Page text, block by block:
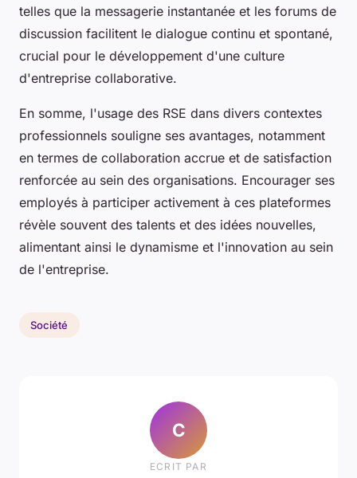
telles que la messagerie instantanée et les forums de
discussion facilitent le dialogue continu et spontané,
crucial pour le développement d'une culture
d'entreprise collaborative.
En somme, l'usage des RSE dans divers contextes
professionnels souligne ses avantages, notamment
en termes de collaboration accrue et de satisfaction
renforcée au sein des organisations. Encourager ses
employés à participer activement à ces plateformes
révèle souvent des talents et des idées nouvelles,
alimentant ainsi le dynamisme et l'innovation au sein
de l'entreprise.
Société
C
ECRIT PAR